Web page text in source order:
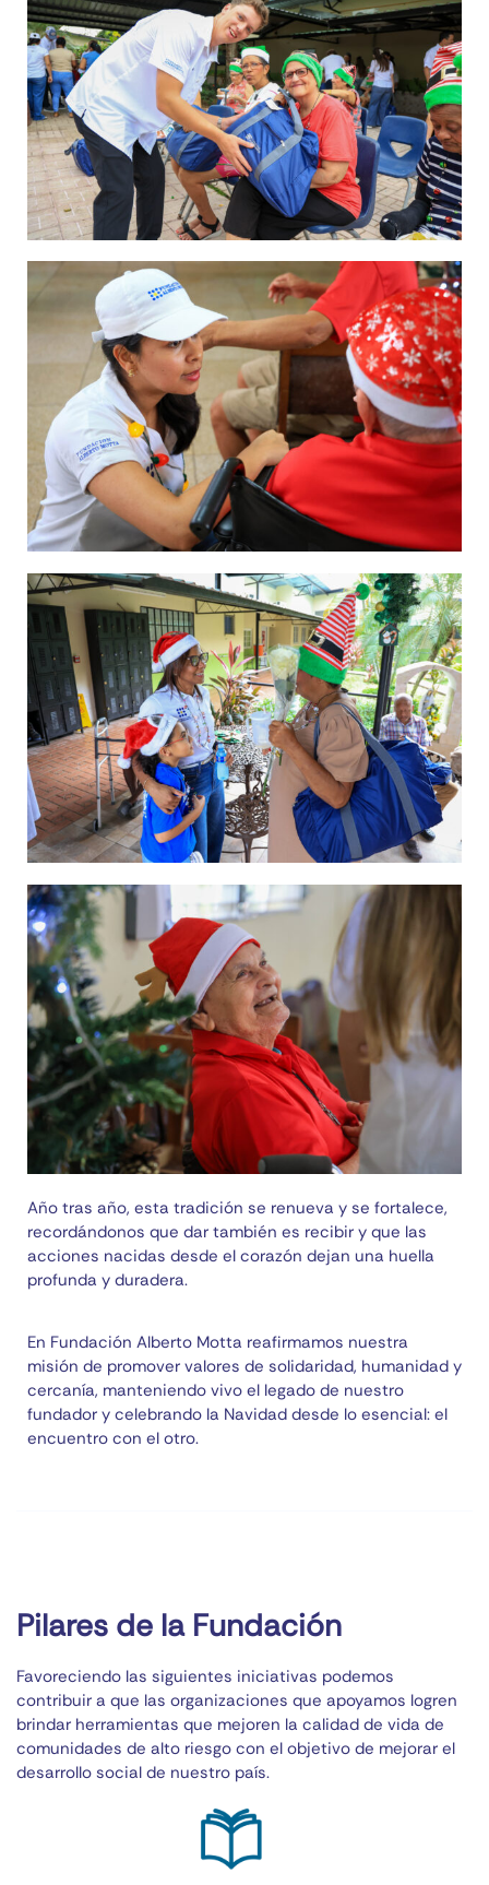
Año tras año, esta tradición se renueva y se fortalece,
recordándonos que dar también es recibir y que las
acciones nacidas desde el corazón dejan una huella
profunda y duradera.
En Fundación Alberto Motta reafirmamos nuestra
misión de promover valores de solidaridad, humanidad y
cercanía, manteniendo vivo el legado de nuestro
fundador y celebrando la Navidad desde lo esencial: el
encuentro con el otro.
Pilares de la Fundación
Favoreciendo las siguientes iniciativas podemos
contribuir a que las organizaciones que apoyamos logren
brindar herramientas que mejoren la calidad de vida de
comunidades de alto riesgo con el objetivo de mejorar el
desarrollo social de nuestro país.